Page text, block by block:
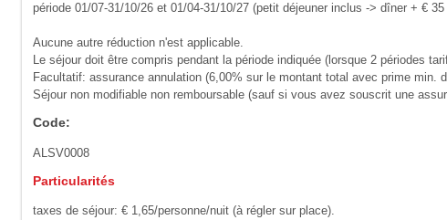
période 01/07-31/10/26 et 01/04-31/10/27 (petit déjeuner inclus -> dîner + €
Aucune autre réduction n'est applicable.
Le séjour doit être compris pendant la période indiquée (lorsque 2 périodes
Facultatif: assurance annulation (6,00% sur le montant total avec prime min.
Séjour non modifiable non remboursable (sauf si vous avez souscrit une
Code:
ALSV0008
Particularités
taxes de séjour: € 1,65/personne/nuit (à régler sur place).